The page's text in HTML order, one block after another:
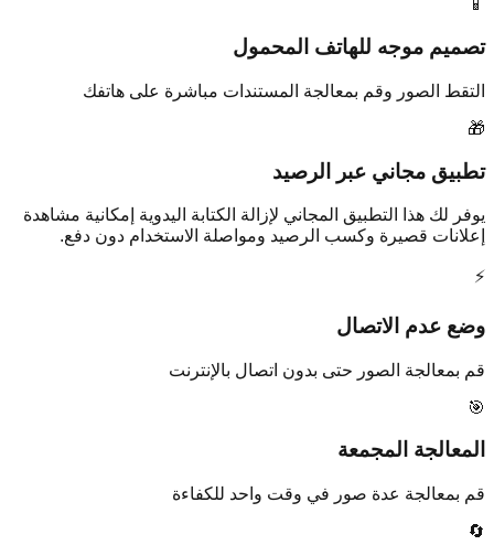
📱
تصميم موجه للهاتف المحمول
التقط الصور وقم بمعالجة المستندات مباشرة على هاتفك
🎁
تطبيق مجاني عبر الرصيد
يوفر لك هذا التطبيق المجاني لإزالة الكتابة اليدوية إمكانية مشاهدة
إعلانات قصيرة وكسب الرصيد ومواصلة الاستخدام دون دفع.
⚡
وضع عدم الاتصال
قم بمعالجة الصور حتى بدون اتصال بالإنترنت
🎯
المعالجة المجمعة
قم بمعالجة عدة صور في وقت واحد للكفاءة
🔄